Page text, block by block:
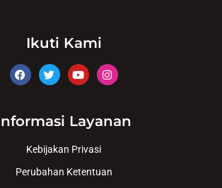
Ikuti Kami
Layanan
Kebijakan Privasi
Perubahan Ketentuan